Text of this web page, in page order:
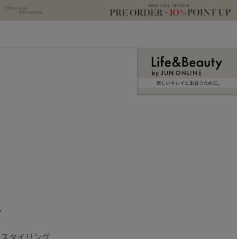
新しいキレイと出合うために。
タイリング